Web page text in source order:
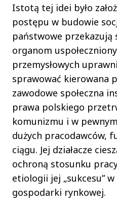
Istotą tej idei było
postępu w budowie
państwowe przekazują
organom
przemysłowych
sprawować kierowana
zawodowe społeczna
prawa polskiego
komunizmu i w
dużych pracodawców,
ciągu. Jej działacze
ochroną stosunku
etiologii jej „sukcesu”
gospodarki rynkowej.